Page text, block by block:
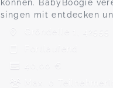
können. BabyBoogie
singen mit entdecken
Gröndelle 1, 42555
Fortlaufend
40,00 €
Max. 0